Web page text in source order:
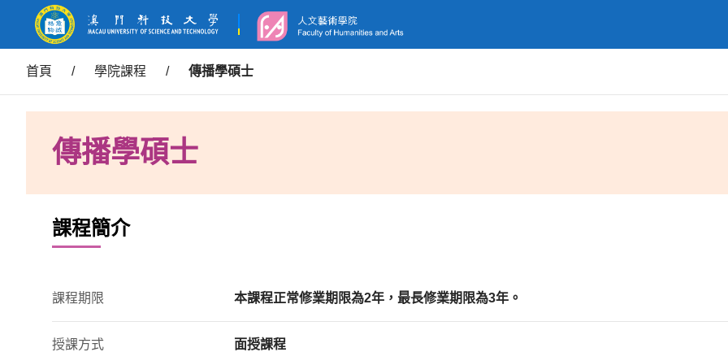
首頁 / 學院課程 / 傳播學碩士
傳播學碩士
課程簡介
課程期限 本課程正常修業期限為2年 ，最長修業期限為3年。
授課方式 面授課程